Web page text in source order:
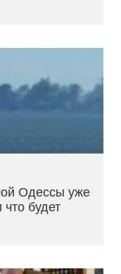
Одессы уже
будет